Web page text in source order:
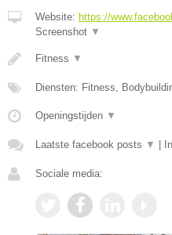
Website: https://
Screenshot ▼
Fitness ▼
Diensten: Fitness,
Openingstijden ▼
Laatste facebook posts ▼
Sociale media: